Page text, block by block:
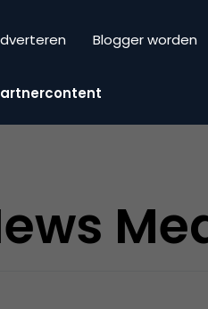
Blogger worden